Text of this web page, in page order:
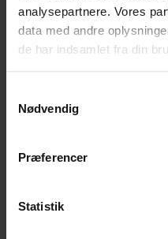
analysepartnere. Vores
data med andre
de har indsamlet fra din
Nødvendig
Præferencer
Statistik